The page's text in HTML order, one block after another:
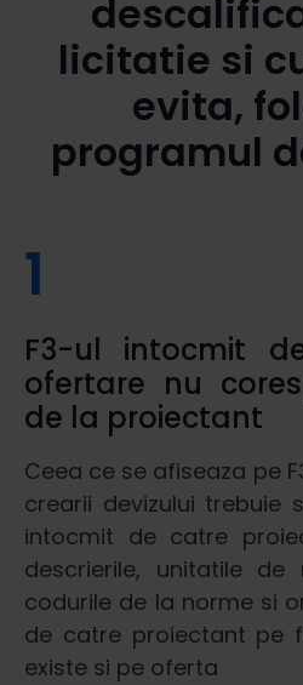
licitatie si
evita,
programul
1
F3-ul intocmit
ofertare nu
de la proiectant
Ceea ce se afiseaza pe
crearii devizului trebuie
intocmit de catre
descrierile, unitatile de
codurile de la norme si
de catre proiectant pe
existe si pe oferta